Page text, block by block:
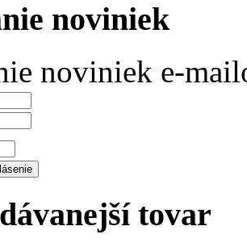
noviniek
noviniek e-
tovar